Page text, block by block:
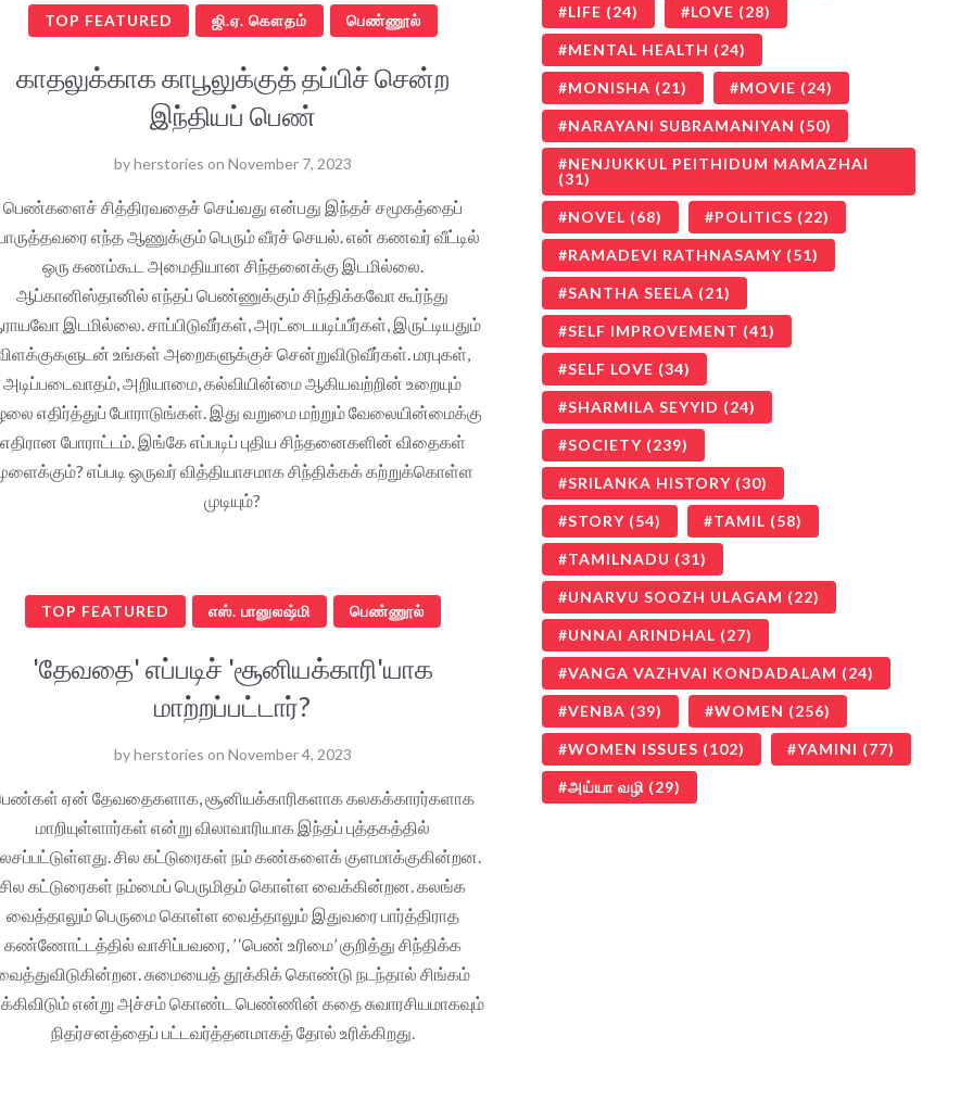
TOP FEATURED ஜி.ஏ. கௌதம் பெண்ணூல்
காதலுக்காக காபூலுக்குத் தப்பிச் சென்ற
இந்தியப் பெண்
byherstories on November 7, 2023
பெண்களைச் சித்திரவதைச் செய்வது என்பது இந்தச் சமூகத்தைப்
எந்த ஆணுக்கும் பெரும் வீரச் செயல். என் கணவர் வீட்டில்
ஒரு கணம்கூட அமைதியான சிந்தனைக்கு இடமில்லை.
ஆப்கானிஸ்தானில் எந்தப் பெண்ணுக்கும் சிந்திக்கவோ கூர்ந்து
இடமில்லை. சாப்பிடுவீர்கள், அரட்டையடிப்பீர்கள், இருட்டியதும்
உங்கள் அறைகளுக்குச் சென்றுவிடுவீர்கள். மரபுகள்,
அடிப்படைவாதம், அறியாமை, கல்வியின்மை ஆகியவற்றின் உறையும்
எதிர்த்துப் போராடுங்கள். இது வறுமை மற்றும் வேலையின்மைக்கு
எதிரான போராட்டம். இங்கே எப்படிப் புதிய சிந்தனைகளின் விதைகள்
எப்படி ஒருவர் வித்தியாசமாக சிந்திக்கக் கற்றுக்கொள்ள
முடியும்?
TOP FEATURED எஸ். பானுலஷ்மி பெண்ணூல்
'தேவதை' எப்படிச் 'சூனியக்காரி'யாக
மாற்றப்பட்டார்?
byherstories on November 4, 2023
ஏன் தேவதைகளாக, சூனியக்காரிகளாக கலகக்காரர்களாக
மாறியுள்ளார்கள் என்று விலாவாரியாக இந்தப் புத்தகத்தில்
சில கட்டுரைகள் நம் கண்களைக் குளமாக்குகின்றன.
சில கட்டுரைகள் நம்மைப் பெருமிதம் கொள்ள வைக்கின்றன. கலங்க
வைத்தாலும் பெருமை கொள்ள வைத்தாலும் இதுவரை பார்த்திராத
கண்ணோட்டத்தில் வாசிப்பவரை, ’ ‘பெண் உரிமை’ குறித்து சிந்திக்க
சுமையைத் தூக்கிக் கொண்டு நடந்தால் சிங்கம்
என்று அச்சம் கொண்ட பெண்ணின் கதை சுவாரசியமாகவும்
நிதர்சனத்தைப் பட்டவர்த்தனமாகத் தோல் உரிக்கிறது.
LIFE (24) LOVE (28)
MENTAL HEALTH (24)
MONISHA (21) MOVIE (24)
NARAYANI SUBRAMANIYAN (50)
NENJUKKUL PEITHIDUM MAMAZHAI
(31)
NOVEL (68) POLITICS (22)
RAMADEVI RATHNASAMY (51)
SANTHA SEELA (21)
SELF IMPROVEMENT (41)
SELF LOVE (34)
SHARMILA SEYYID (24)
SOCIETY (239)
SRILANKA HISTORY (30)
STORY (54) TAMIL (58)
TAMILNADU (31)
UNARVU SOOZH ULAGAM (22)
UNNAI ARINDHAL (27)
VANGA VAZHVAI KONDADALAM (24)
VENBA (39) WOMEN (256)
WOMEN ISSUES (102) YAMINI (77)
அய்யா வழி (29)